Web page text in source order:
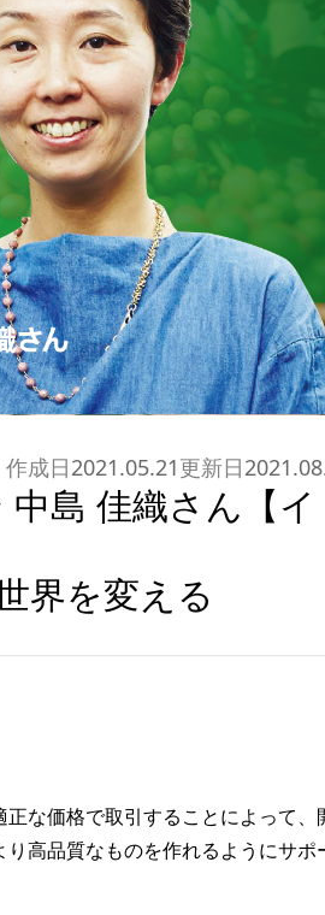
作成日2021.05.21更新日
島 佳織さん【イ
界を変える
な価格で取引することによって、
高品質なものを作れるようにサポ